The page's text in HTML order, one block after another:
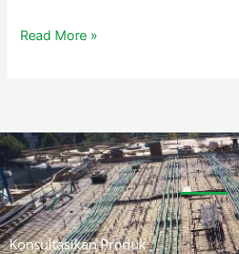
Read More »
Konsultasikan Produk